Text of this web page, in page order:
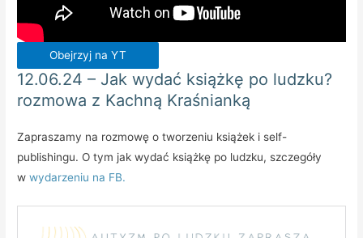
Obejrzyj na YT
12.06.24 – Jak wydać książkę po ludzku?
rozmowa z Kachną Kraśnianką
Zapraszamy na rozmowę o tworzeniu książek i self-
publishingu. O tym jak wydać książkę po ludzku, szczegóły
wwydarzeniu na FB.